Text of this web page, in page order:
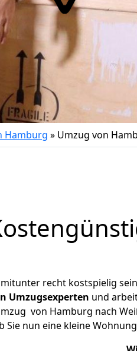
Hamburg » Umzug von
recht kostspielig
Umzugsexperten und
von Hamburg nach
Sie nun eine kleine